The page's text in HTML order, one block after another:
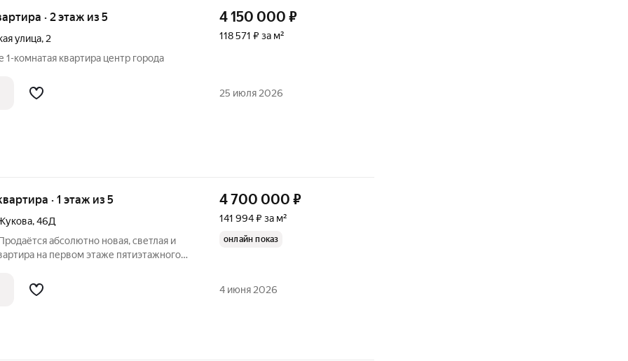
· 2 этаж из 5
улица, 2
комнатая квартира центр города
4 150 000 ₽
118 571 ₽ за м²
25 июля 2026
· 1 этаж из 5
,46Д
абсолютно новая, светлая и
на первом этаже пятиэтажного
ремонтом оснащена
4 700 000 ₽
141 994 ₽ за м²
онлайн показ
4 июня 2026